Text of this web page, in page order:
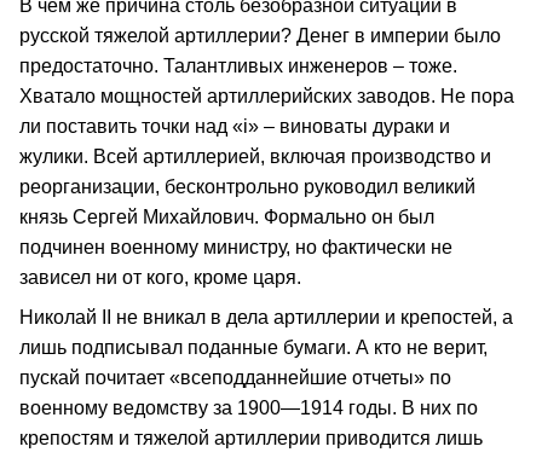
В чем же причина столь безобразной ситуации в
русской тяжелой артиллерии? Денег в империи было
предостаточно. Талантливых инженеров – тоже.
Хватало мощностей артиллерийских заводов. Не пора
ли поставить точки над «i» – виноваты дураки и
жулики. Всей артиллерией, включая производство и
реорганизации, бесконтрольно руководил великий
князь Сергей Михайлович. Формально он был
подчинен военному министру, но фактически не
зависел ни от кого, кроме царя.
Николай II не вникал в дела артиллерии и крепостей, а
лишь подписывал поданные бумаги. А кто не верит,
пускай почитает «всеподданнейшие отчеты» по
военному ведомству за 1900—1914 годы. В них по
крепостям и тяжелой артиллерии приводится лишь